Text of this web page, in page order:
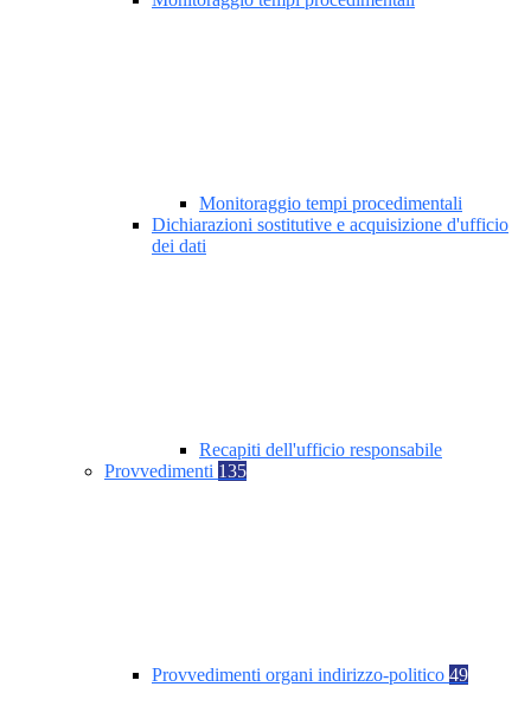
Monitoraggio tempi procedimentali
Dichiarazioni sostitutive e acquisizione d'ufficio
dei dati
Recapiti dell'ufficio responsabile
Provvedimenti 135
Provvedimenti organi indirizzo-politico 49